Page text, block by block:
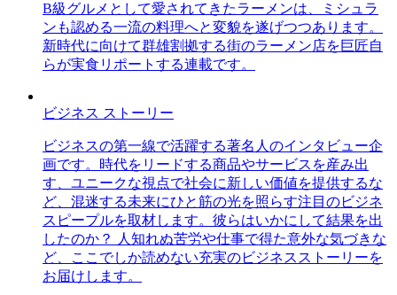
B級グルメとして愛されてきたラーメンは、ミシュラ
ンも認める一流の料理へと変貌を遂げつつあります。
新時代に向けて群雄割拠する街のラーメン店を巨匠自
らが実食リポートする連載です。
ビジネス ストーリー
ビジネスの第一線で活躍する著名人のインタビュー企
画です。時代をリードする商品やサービスを産み出
す、ユニークな視点で社会に新しい価値を提供するな
ど、混迷する未来にひと筋の光を照らす注目のビジネ
スピープルを取材します。彼らはいかにして結果を出
したのか？ 人知れぬ苦労や仕事で得た意外な気づきな
ど、ここでしか読めない充実のビジネスストーリーを
お届けします。